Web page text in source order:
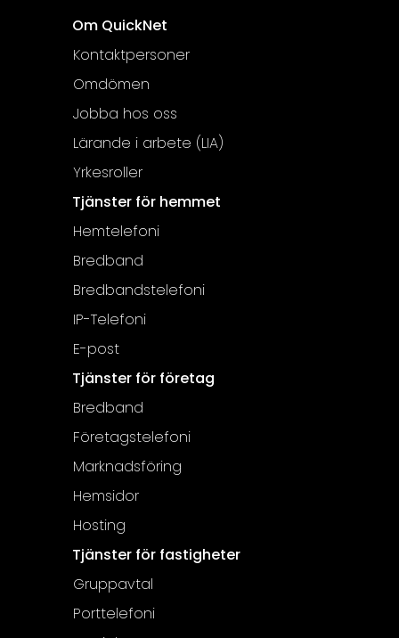
Om QuickNet
Kontaktpersoner
Omdömen
Jobba hos oss
Lärande i arbete (LIA)
Yrkesroller
Tjänster för hemmet
Hemtelefoni
Bredband
Bredbandstelefoni
IP-Telefoni
E-post
Tjänster för företag
Bredband
Företagstelefoni
Marknadsföring
Hemsidor
Hosting
Tjänster för fastigheter
Gruppavtal
Porttelefoni